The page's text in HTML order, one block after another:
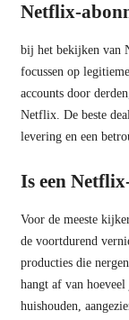
Netflix-
bij het bekijken van
focussen op
accounts door
Netflix. De beste
levering en een
Is een
Voor de meeste
de voortdurend
producties die
hangt af van
huishouden,